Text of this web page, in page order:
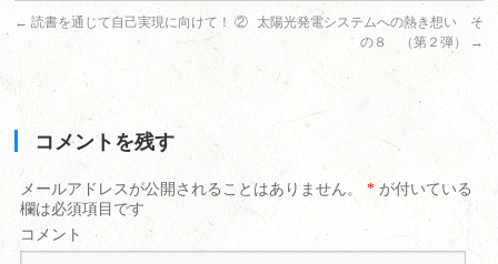
← 読書を通じて自己実現に向けて！ ②
太陽光発電システムへの熱き想い そ
の８ （第２弾）
→
コメントを残す
メールアドレスが公開されることはありません。 * が付いている
欄は必須項目です
コメント